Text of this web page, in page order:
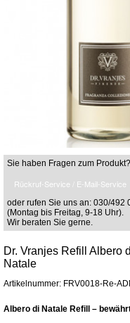
Sie haben Fragen zum Produkt?
Rückruf-Service / E-Mail-Service
oder rufen Sie uns an: 030/492
(Montag bis Freitag, 9-18 Uhr).
Wir beraten Sie gerne.
Dr. Vranjes Refill Albero
Natale
Artikelnummer: FRV0018-Re-
Albero di Natale Refill –